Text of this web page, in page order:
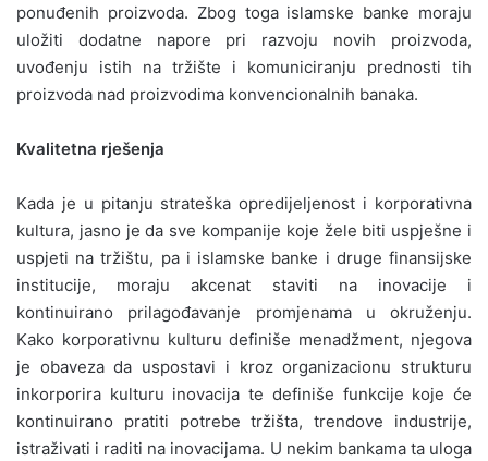
ponuđenih proizvoda. Zbog toga islamske banke moraju
uložiti dodatne napore pri razvoju novih proizvoda,
uvođenju istih na tržište i komuniciranju prednosti tih
proizvoda nad proizvodima konvencionalnih banaka.
Kvalitetna rješenja
Kada je u pitanju strateška opredijeljenost i korporativna
kultura, jasno je da sve kompanije koje žele biti uspješne i
uspjeti na tržištu, pa i islamske banke i druge finansijske
institucije, moraju akcenat staviti na inovacije i
kontinuirano prilagođavanje promjenama u okruženju.
Kako korporativnu kulturu definiše menadžment, njegova
je obaveza da uspostavi i kroz organizacionu strukturu
inkorporira kulturu inovacija te definiše funkcije koje će
kontinuirano pratiti potrebe tržišta, trendove industrije,
istraživati i raditi na inovacijama. U nekim bankama ta uloga